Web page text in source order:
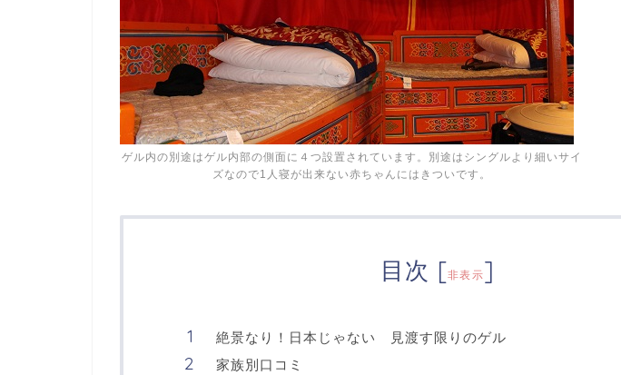
ゲル内の別途はゲル内部の側面に４つ設置されています。別途はシングルより細いサイ
ズなので1人寝が出来ない赤ちゃんにはきついです。
目次 [非表示]
絶景なり！日本じゃない 見渡す限りのゲル
家族別口コミ